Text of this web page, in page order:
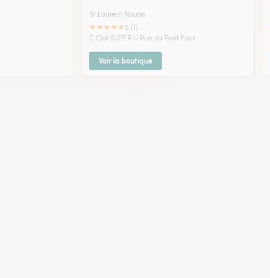
St Laurent Nouan
★★★★★ 5 (1)
C.Cial SUPER U Rue du Petit Four
Voir la boutique